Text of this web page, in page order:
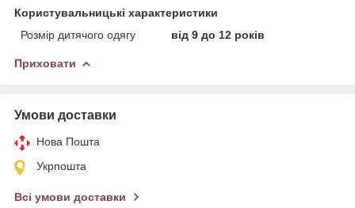
Користувальницькі характеристики
Розмір дитячого одягу
від 9 до 12 років
Приховати
Умови доставки
Нова Пошта
Укрпошта
Всі умови доставки